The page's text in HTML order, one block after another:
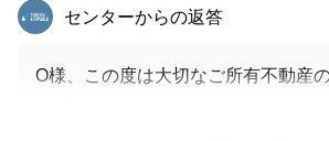
東急リバブル
センターからの返答
O様、この度は大切なご所有不動産